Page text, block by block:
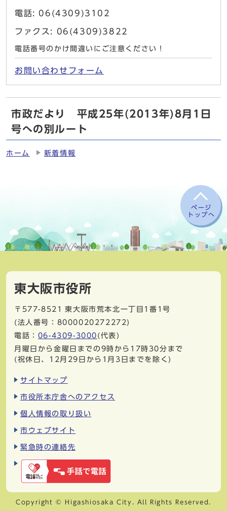
電話: 06(4309)3102
ファクス: 06(4309)3822
電話番号のかけ間違いにご注意ください！
お問い合わせフォーム
市政だより 平成25年(2013年)8月1日
号への別ルート
ホーム 新着情報
ページ
トップへ
東大阪市役所
〒577-8521
東大阪市荒本北一丁目1番1号
(法人番号：8000020272272)
電話： 06-4309-3000 (代表)
月曜日から金曜日までの9時から17時30分まで
(祝休日、12月29日から1月3日までを除く)
サイトマップ
市役所本庁舎へのアクセス
個人情報の取り扱い
市ウェブサイト
緊急時の連絡先
Copyright © Higashiosaka City. All Rights Reserved.